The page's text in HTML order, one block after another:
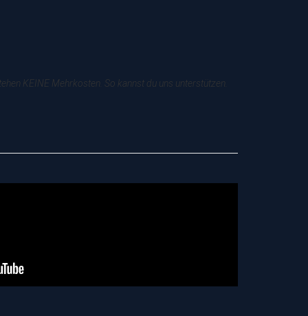
KEINE Mehrkosten. So kannst du uns unterstützen.